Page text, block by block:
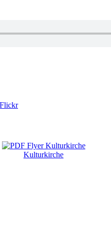
Kulturkirche